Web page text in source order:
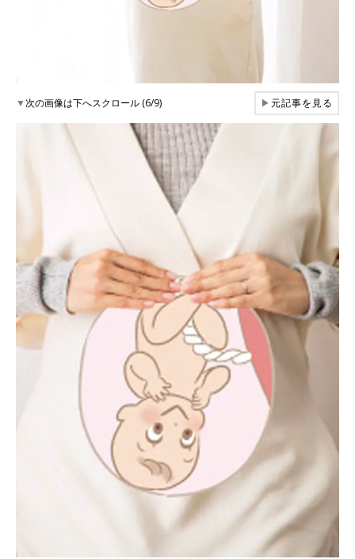
▼次の画像は下へスクロール (6/9) ▶元記事を見る